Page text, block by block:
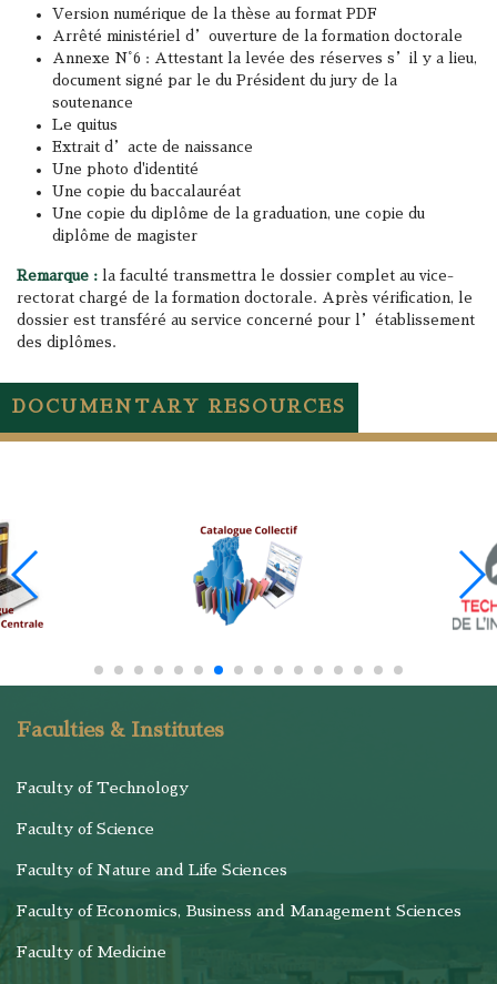
Version numérique de la thèse au format PDF
Arrêté ministériel d’ouverture de la formation doctorale
Annexe N°6 : Attestant la levée des réserves s’il y a lieu,
document signé par le du Président du jury de la
soutenance
Le quitus
Extrait d’acte de naissance
Une photo d'identité
Une copie du baccalauréat
Une copie du diplôme de la graduation, une copie du
diplôme de magister
Remarque :
la faculté transmettra le dossier complet au vice-
rectorat chargé de la formation doctorale. Après vérification, le
dossier est transféré au service concerné pour l’établissement
des diplômes.
DOCUMENTARY RESOURCES
Faculties & Institutes
Faculty of Technology
Faculty of Science
Faculty of Nature and Life Sciences
Faculty of Economics, Business and Management Sciences
Faculty of Medicine